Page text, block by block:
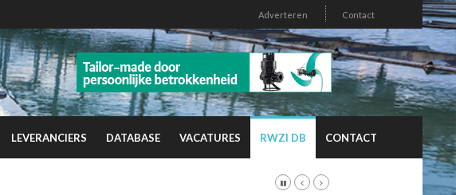
Adverteren Contact
LEVERANCIERS DATABASE VACATURES RWZI DB CONTACT